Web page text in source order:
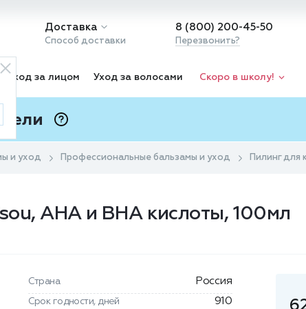
Доставка
Способ доставки
8 (800) 200-45-50
Перезвонить?
Уход за лицом Уход за волосами Скоро в школу!
и уход Профессиональные бальзамы и уход Пилинг для
АНА и ВНА кислоты, 100мл
Страна Россия
Срок годности, дней 910